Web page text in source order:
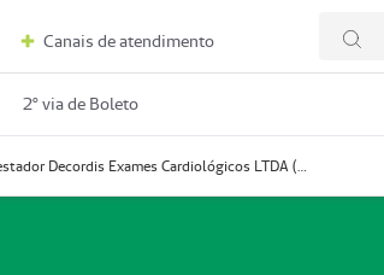
Canais de atendimento
2º via de Boleto
Prestador Decordis Exames Cardiológicos LTDA (51004346-0)